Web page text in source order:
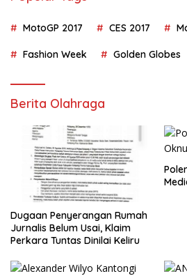
MotoGP 2017 CES 2017
Fashion Week Golden Globes
Berita Olahraga
Dugaan Penyerangan Rumah
Jurnalis Belum Usai, Klaim
Perkara Tuntas Dinilai Keliru